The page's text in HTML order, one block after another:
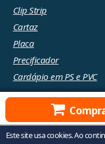
Clip Strip
Cartaz
Placa
Precificador
Cardápio em PS e PVC
© 2026 - Raizler.
Este site usa cookies. Ao